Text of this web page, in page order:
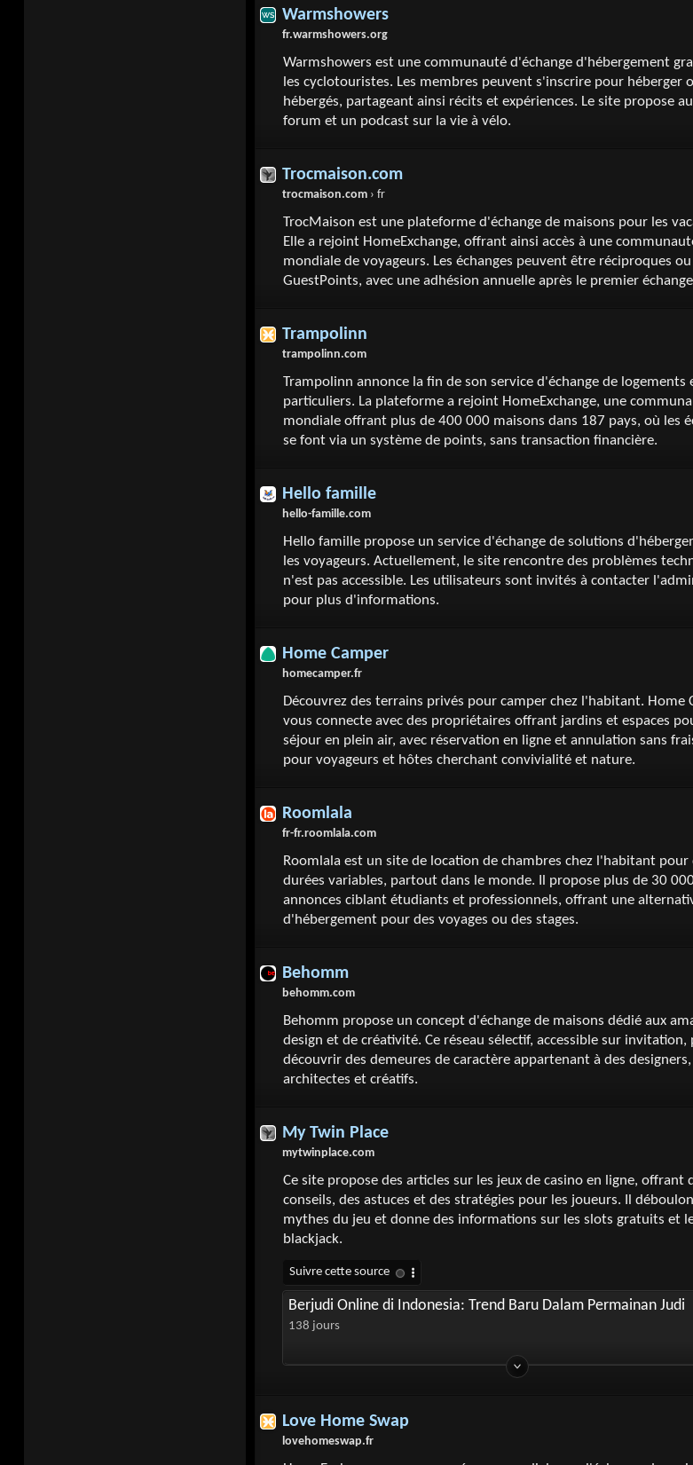
Warmshowers
fr.warmshowers.org
Warmshowers est une communauté d'échange d'hébergement
les cyclotouristes. Les membres peuvent s'inscrire pour héberger
hébergés, partageant ainsi récits et expériences. Le site propose
forum et un podcast sur la vie à vélo.
Trocmaison.com
trocmaison.com › fr
TrocMaison est une plateforme d'échange de maisons pour les
Elle a rejoint HomeExchange, offrant ainsi accès à une
mondiale de voyageurs. Les échanges peuvent être réciproques
GuestPoints, avec une adhésion annuelle après le premier
Trampolinn
trampolinn.com
Trampolinn annonce la fin de son service d'échange de logements
particuliers. La plateforme a rejoint HomeExchange, une
mondiale offrant plus de 400 000 maisons dans 187 pays, où les
se font via un système de points, sans transaction financière.
Hello famille
hello-famille.com
Hello famille propose un service d'échange de solutions
les voyageurs. Actuellement, le site rencontre des problèmes
n'est pas accessible. Les utilisateurs sont invités à contacter
pour plus d'informations.
Home Camper
homecamper.fr
Découvrez des terrains privés pour camper chez l'habitant. Home
vous connecte avec des propriétaires offrant jardins et espaces
séjour en plein air, avec réservation en ligne et annulation sans
pour voyageurs et hôtes cherchant convivialité et nature.
Roomlala
fr-fr.roomlala.com
Roomlala est un site de location de chambres chez l'habitant pour
durées variables, partout dans le monde. Il propose plus de 30
annonces ciblant étudiants et professionnels, offrant une
d'hébergement pour des voyages ou des stages.
Behomm
behomm.com
Behomm propose un concept d'échange de maisons dédié aux
design et de créativité. Ce réseau sélectif, accessible sur invitation,
découvrir des demeures de caractère appartenant à des designers,
architectes et créatifs.
My Twin Place
mytwinplace.com
Ce site propose des articles sur les jeux de casino en ligne, offrant
conseils, des astuces et des stratégies pour les joueurs. Il
mythes du jeu et donne des informations sur les slots gratuits et
blackjack.
Berjudi Online di Indonesia: Trend Baru Dalam Permainan Judi
138 jours
Love Home Swap
lovehomeswap.fr